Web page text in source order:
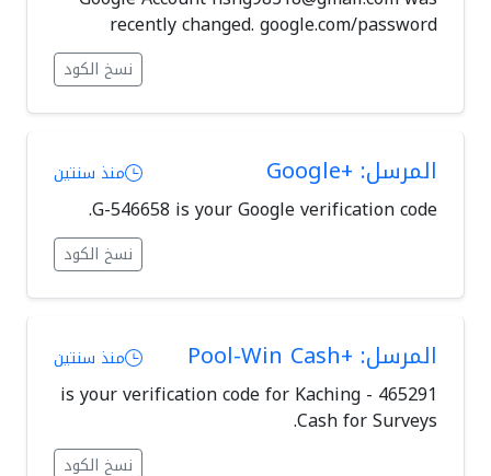
recently changed. google.com/password
نسخ الكود
المرسل: +Google منذ سنتين
G-546658 is your Google verification code.
نسخ الكود
المرسل: +Pool-Win Cash منذ سنتين
465291 is your verification code for Kaching -
Cash for Surveys.
نسخ الكود